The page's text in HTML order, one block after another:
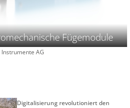
Fügemodule
AG
Digitalisierung revolutioniert den